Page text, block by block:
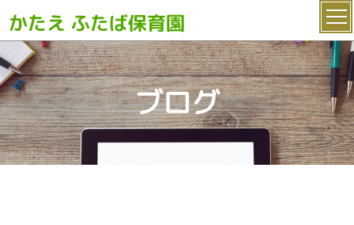
かたえ ふたば保育園
ブログ